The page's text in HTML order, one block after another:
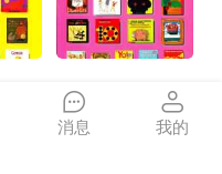
消息 我的